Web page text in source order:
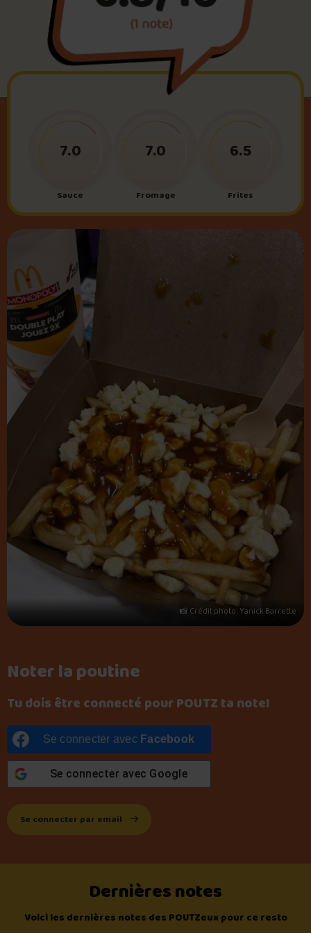
Foire aux questions
Me connecter
(1 note)
Noter la poutine
Tu dois être connecté pour POUTZ ta note!
Se connecter avec Facebook
Se connecter avec Google
Se connecter par email
Sauce
7.0
Fromage
7.0
Frites
6.5
📸 Crédit photo : Yanick Barrette
Dernières notes
Voici les dernières notes des POUTZeux pour ce resto